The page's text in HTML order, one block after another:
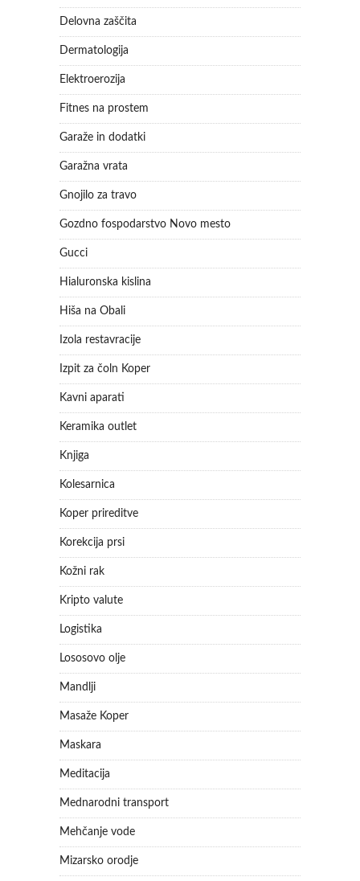
Delovna zaščita
Dermatologija
Elektroerozija
Fitnes na prostem
Garaže in dodatki
Garažna vrata
Gnojilo za travo
Gozdno fospodarstvo Novo mesto
Gucci
Hialuronska kislina
Hiša na Obali
Izola restavracije
Izpit za čoln Koper
Kavni aparati
Keramika outlet
Knjiga
Kolesarnica
Koper prireditve
Korekcija prsi
Kožni rak
Kripto valute
Logistika
Lososovo olje
Mandlji
Masaže Koper
Maskara
Meditacija
Mednarodni transport
Mehčanje vode
Mizarsko orodje